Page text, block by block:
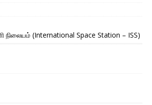
(International Space Station – ISS)